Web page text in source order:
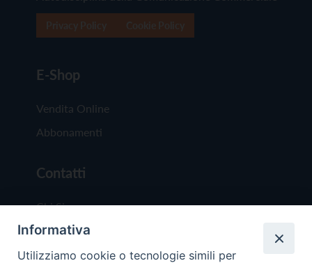
E-Shop
Vendita Online
Abbonamenti
Contatti
Chi Siamo
Redazione
Scrivici
Informativa
Utilizziamo cookie o tecnologie simili per